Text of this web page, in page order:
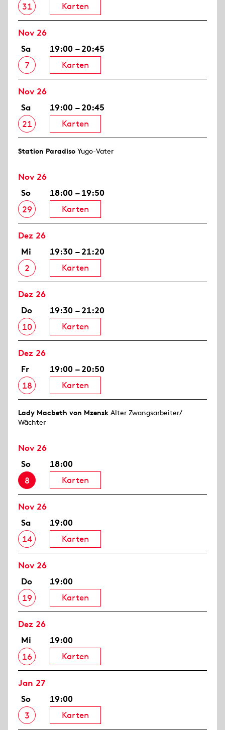
31
Karten
Nov 26
Sa
7
19:00 – 20:45
Karten
Nov 26
Sa
21
19:00 – 20:45
Karten
Station Paradiso Yugo-Vater
Nov 26
So
29
18:00 – 19:50
Karten
Dez 26
Mi
2
19:30 – 21:20
Karten
Dez 26
Do
10
19:30 – 21:20
Karten
Dez 26
Fr
18
19:00 – 20:50
Karten
Lady Macbeth von Mzensk Alter Zwangsarbeiter/
Wächter
Nov 26
So
8
18:00
Karten
Nov 26
Sa
14
19:00
Karten
Nov 26
Do
19
19:00
Karten
Dez 26
Mi
16
19:00
Karten
Jan 27
So
3
19:00
Karten